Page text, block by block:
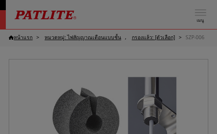
เมนู
หน้าแรก หมวดหมู่: ไฟสัญญาณเตือนแบบชั้น กรองแล้ว: [ตัวเลือก] SZP-006